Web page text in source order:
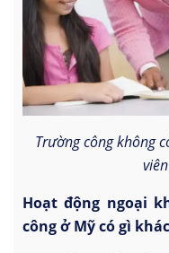
Trường công không
Hoạt động ngoại
công ở Mỹ có gì